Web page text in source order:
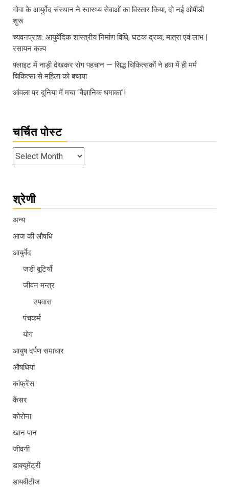
गोवा के आयुर्वेद संस्थान ने स्वास्थ्य सेवाओं का विस्तार किया, दो नई ओपीडी
शुरू
च्यवनप्राश: आयुर्वेदिक शास्त्रीय निर्माण विधि, घटक द्रव्य, मात्रा एवं लाभ |
रसायन कल्प
फ़्लाइट में नाड़ी देखकर रोग पहचान — सिद्ध चिकित्सकों ने हवा में ही मर्म
चिकित्सा से महिला को बचाया
आंवला पर दुनिया में मचा “वैज्ञानिक धमाका”!
चर्चित पोस्ट
श्रेणी
अन्य
आज की औषधि
आयुर्वेद
जडी बूटियाँ
जीवन मन्त्र
उपवास
पंचकर्म
योग
आयुष दर्पण समाचार
औषधियां
कांफ्रेंस
कैंसर
कोरोना
खान पान
जीवनी
डाक्यूमेंट्री
डायबीटीज